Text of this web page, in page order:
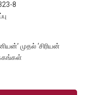
8
முதல் ‘சிரியன்